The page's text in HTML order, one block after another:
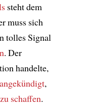
steht dem
muss sich
tolles Signal
. Der
handelte,
angekündigt,
schaffen.